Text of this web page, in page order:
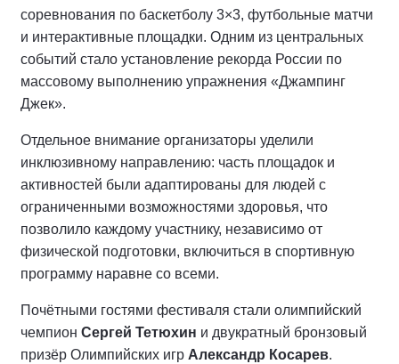
соревнования по баскетболу 3×3, футбольные матчи
и интерактивные площадки. Одним из центральных
событий стало установление рекорда России по
массовому выполнению упражнения «Джампинг
Джек».
Отдельное внимание организаторы уделили
инклюзивному направлению: часть площадок и
активностей были адаптированы для людей с
ограниченными возможностями здоровья, что
позволило каждому участнику, независимо от
физической подготовки, включиться в спортивную
программу наравне со всеми.
Почётными гостями фестиваля стали олимпийский
чемпион Сергей Тетюхин и двукратный бронзовый
призёр Олимпийских игр Александр Косарев.